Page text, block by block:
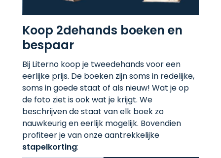
Koop 2dehands boeken en
bespaar
Bij Literno koop je tweedehands voor een
eerlijke prijs. De boeken zijn soms in redelijke,
soms in goede staat of als nieuw! Wat je op
de foto ziet is ook wat je krijgt. We
beschrijven de staat van elk boek zo
nauwkeurig en eerlijk mogelijk. Bovendien
profiteer je van onze aantrekkelijke
stapelkorting: